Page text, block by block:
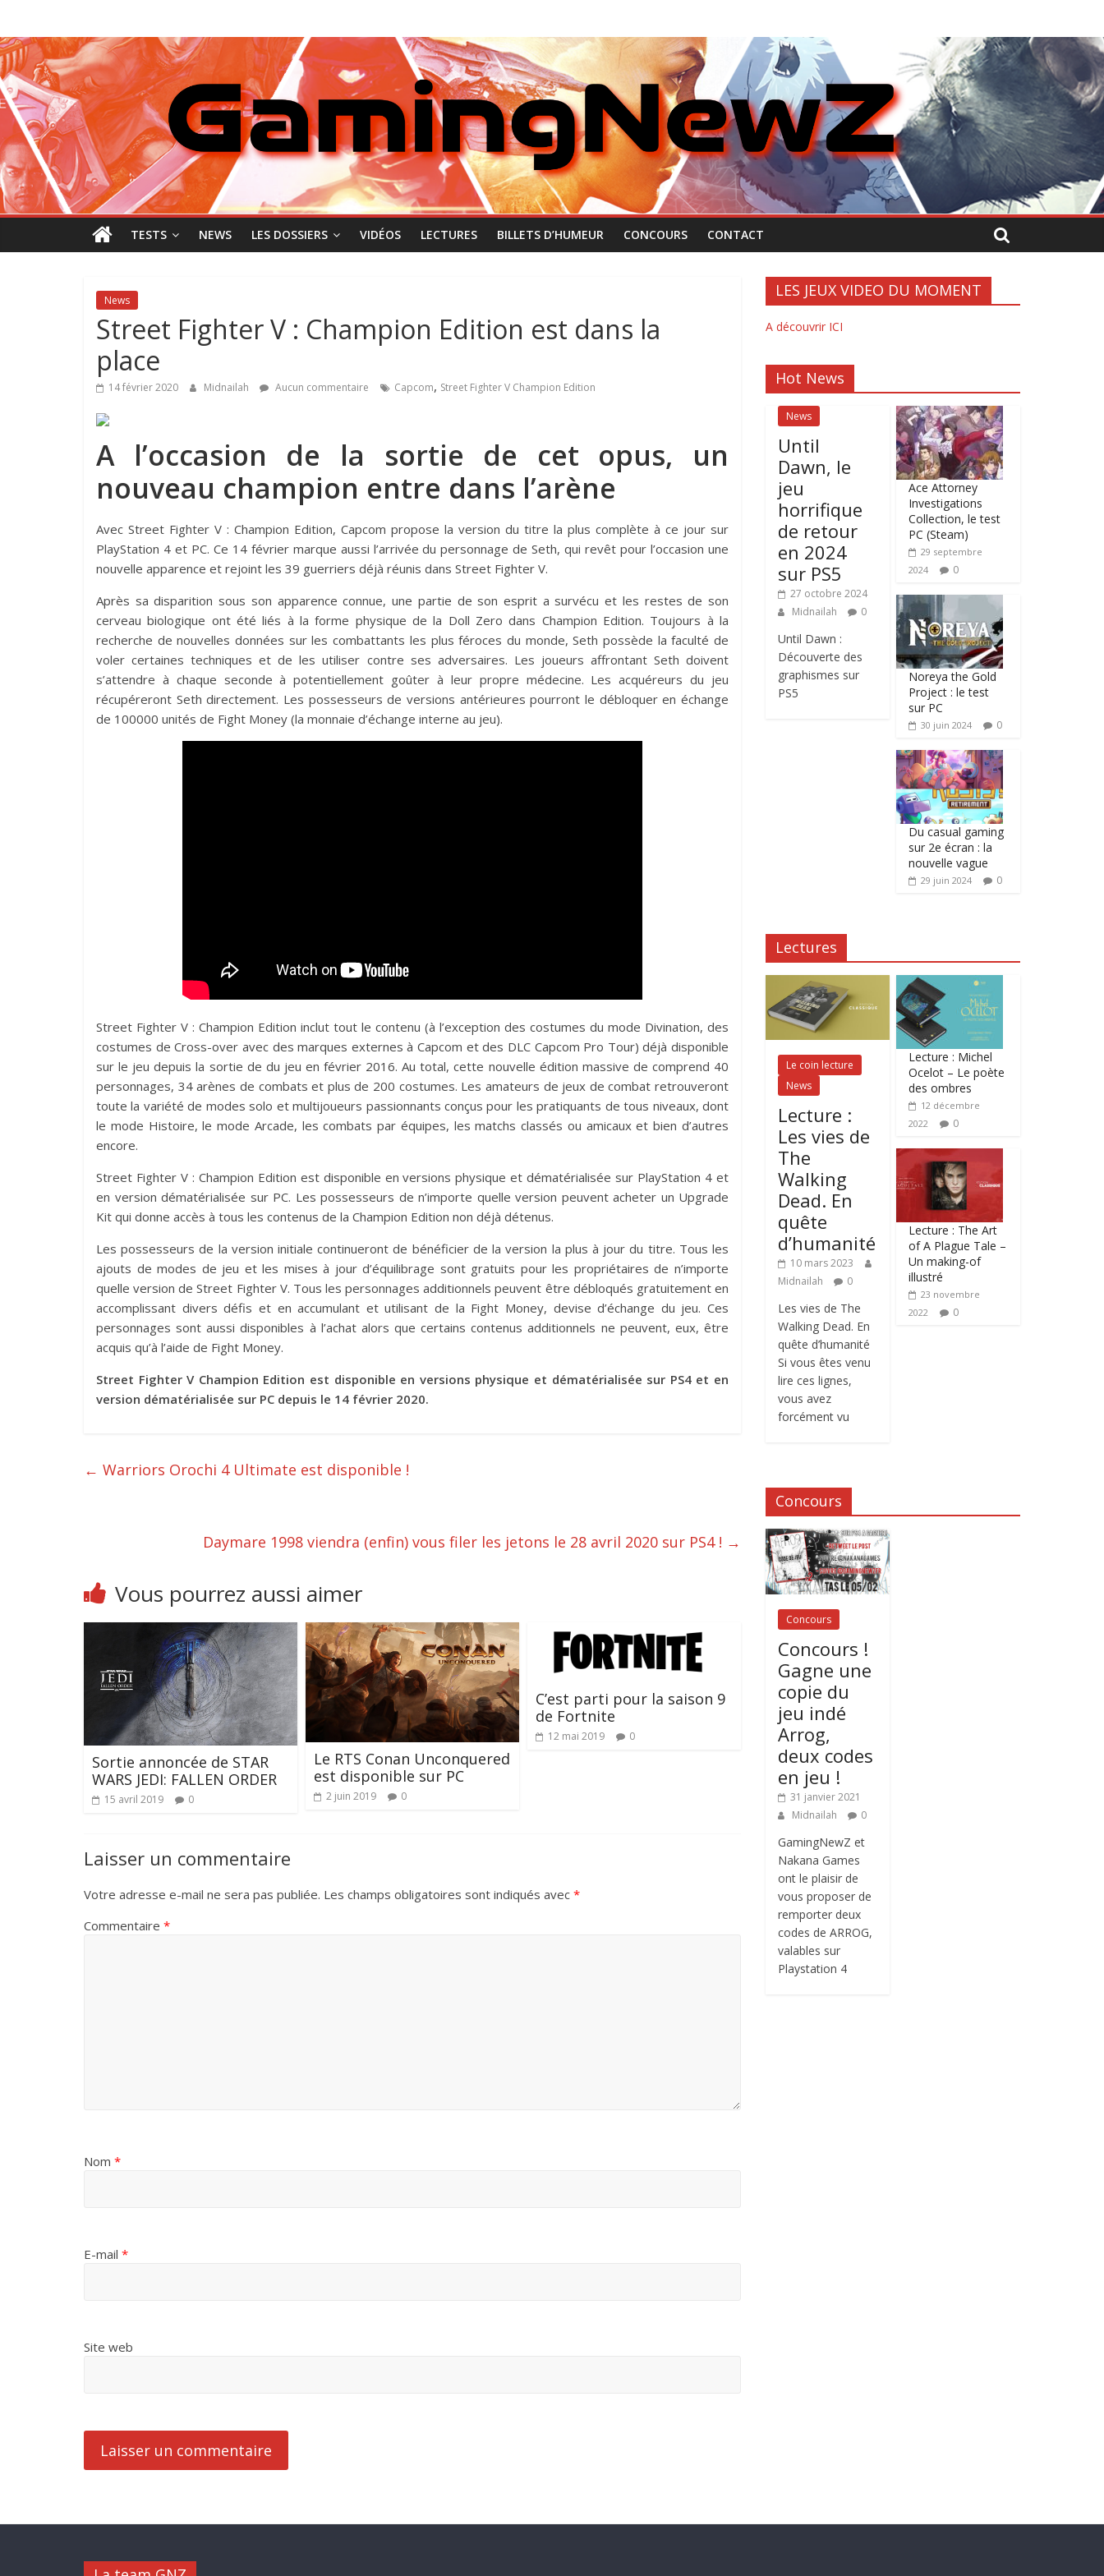
contenu
GamingNewZ
Tests
et
Actu
des
jeux
vidéo
TESTS NEWS LES DOSSIERS VIDÉOS LECTURES BILLETS D’HUMEUR CONCOURS CONTACT
News
Street Fighter V : Champion Edition est dans la
place
14 février 2020 Midnailah Aucun commentaire Capcom, Street Fighter V Champion Edition
A l’occasion de la sortie de cet opus, un
nouveau champion entre dans l’arène
Avec Street Fighter V : Champion Edition, Capcom propose la version du titre la plus complète à ce jour sur
PlayStation 4 et PC. Ce 14 février marque aussi l’arrivée du personnage de Seth, qui revêt pour l’occasion une
nouvelle apparence et rejoint les 39 guerriers déjà réunis dans Street Fighter V.
Après sa disparition sous son apparence connue, une partie de son esprit a survécu et les restes de son
cerveau biologique ont été liés à la forme physique de la Doll Zero dans Champion Edition. Toujours à la
recherche de nouvelles données sur les combattants les plus féroces du monde, Seth possède la faculté de
voler certaines techniques et de les utiliser contre ses adversaires. Les joueurs affrontant Seth doivent
s’attendre à chaque seconde à potentiellement goûter à leur propre médecine. Les acquéreurs du jeu
récupéreront Seth directement. Les possesseurs de versions antérieures pourront le débloquer en échange
de 100000 unités de Fight Money (la monnaie d’échange interne au jeu).
Street Fighter V : Champion Edition inclut tout le contenu (à l’exception des costumes du mode Divination, des
costumes de Cross-over avec des marques externes à Capcom et des DLC Capcom Pro Tour) déjà disponible
sur le jeu depuis la sortie de du jeu en février 2016. Au total, cette nouvelle édition massive de comprend 40
personnages, 34 arènes de combats et plus de 200 costumes. Les amateurs de jeux de combat retrouveront
toute la variété de modes solo et multijoueurs passionnants conçus pour les pratiquants de tous niveaux, dont
le mode Histoire, le mode Arcade, les combats par équipes, les matchs classés ou amicaux et bien d’autres
encore.
Street Fighter V : Champion Edition est disponible en versions physique et dématérialisée sur PlayStation 4 et
en version dématérialisée sur PC. Les possesseurs de n’importe quelle version peuvent acheter un Upgrade
Kit qui donne accès à tous les contenus de la Champion Edition non déjà détenus.
Les possesseurs de la version initiale continueront de bénéficier de la version la plus à jour du titre. Tous les
ajouts de modes de jeu et les mises à jour d’équilibrage sont gratuits pour les propriétaires de n’importe
quelle version de Street Fighter V. Tous les personnages additionnels peuvent être débloqués gratuitement en
accomplissant divers défis et en accumulant et utilisant de la Fight Money, devise d’échange du jeu. Ces
personnages sont aussi disponibles à l’achat alors que certains contenus additionnels ne peuvent, eux, être
acquis qu’à l’aide de Fight Money.
Street Fighter V Champion Edition est disponible en versions physique et dématérialisée sur PS4 et en
version dématérialisée sur PC depuis le 14 février 2020.
← Warriors Orochi 4 Ultimate est disponible !
Daymare 1998 viendra (enfin) vous filer les jetons le 28 avril 2020 sur PS4 ! →
Vous pourrez aussi aimer
Sortie annoncée de STAR
WARS JEDI: FALLEN ORDER
15 avril 2019 0
Le RTS Conan Unconquered
est disponible sur PC
2 juin 2019 0
C’est parti pour la saison 9
de Fortnite
12 mai 2019 0
Laisser un commentaire
Votre adresse e-mail ne sera pas publiée. Les champs obligatoires sont indiqués avec *
Commentaire *
Nom *
E-mail *
Site web
LES JEUX VIDEO DU MOMENT
A découvrir ICI
Hot News
News
Until
Dawn, le
jeu
horrifique
de retour
en 2024
sur PS5
27 octobre 2024
Midnailah
0
Until Dawn :
Découverte des
graphismes sur
PS5
Ace Attorney
Investigations
Collection, le test
PC (Steam)
29 septembre
2024
0
Noreya the Gold
Project : le test
sur PC
30 juin 2024 0
Du casual gaming
sur 2e écran : la
nouvelle vague
29 juin 2024 0
Lectures
Le coin lecture
News
Lecture :
Les vies de
The
Walking
Dead. En
quête
d’humanité
10 mars 2023
Midnailah
0
Les vies de The
Walking Dead. En
quête d’humanité
Si vous êtes venu
lire ces lignes,
vous avez
forcément vu
Lecture : Michel
Ocelot – Le poète
des ombres
12 décembre
2022
0
Lecture : The Art
of A Plague Tale –
Un making-of
illustré
23 novembre
2022
0
Concours
Concours
Concours !
Gagne une
copie du
jeu indé
Arrog,
deux codes
en jeu !
31 janvier 2021
Midnailah
0
GamingNewZ et
Nakana Games
ont le plaisir de
vous proposer de
remporter deux
codes de ARROG,
valables sur
Playstation 4